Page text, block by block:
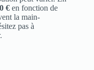
€ en fonction de
la main-
pas à